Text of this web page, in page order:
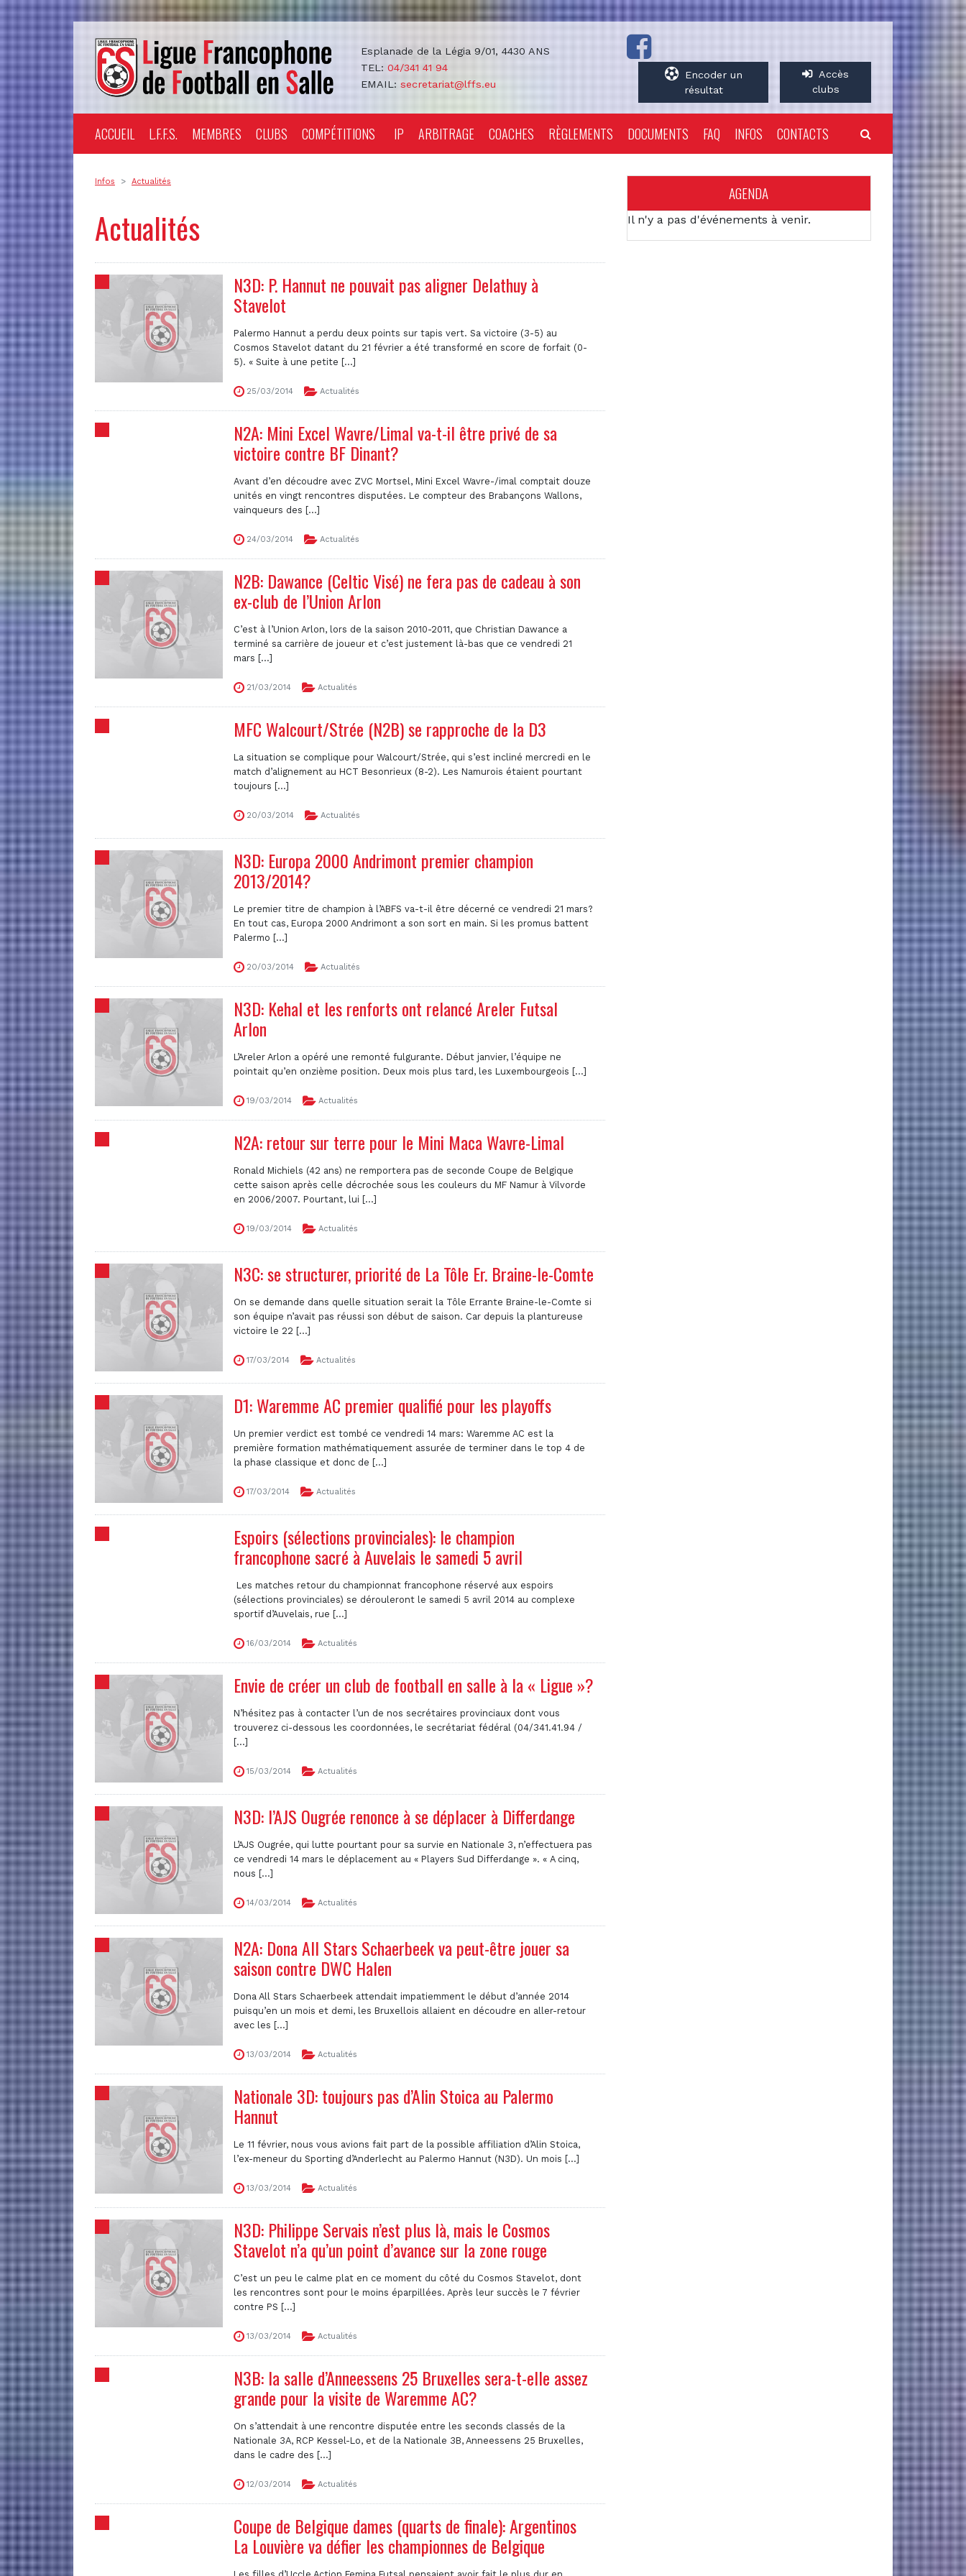
Esplanade de la Légia 9/01, 4430 ANS
TEL: 04/341 41 94
EMAIL: secretariat@lffs.eu
Encoder un
résultat
Accès
clubs
ACCUEIL L.F.F.S. MEMBRES CLUBS COMPÉTITIONS IP ARBITRAGE COACHES RÈGLEMENTS DOCUMENTS FAQ INFOS CONTACTS
Infos Actualités
Actualités
N3D: P. Hannut ne pouvait pas aligner Delathuy à
Stavelot
Palermo Hannut a perdu deux points sur tapis vert. Sa victoire (3-5) au
Cosmos Stavelot datant du 21 février a été transformé en score de forfait (0-
5). « Suite à une petite [...]
25/03/2014 Actualités
N2A: Mini Excel Wavre/Limal va-t-il être privé de sa
victoire contre BF Dinant?
Avant d’en découdre avec ZVC Mortsel, Mini Excel Wavre-/imal comptait douze
unités en vingt rencontres disputées. Le compteur des Brabançons Wallons,
vainqueurs des [...]
24/03/2014 Actualités
N2B: Dawance (Celtic Visé) ne fera pas de cadeau à son
ex-club de l’Union Arlon
C’est à l’Union Arlon, lors de la saison 2010-2011, que Christian Dawance a
terminé sa carrière de joueur et c’est justement là-bas que ce vendredi 21
mars [...]
21/03/2014 Actualités
MFC Walcourt/Strée (N2B) se rapproche de la D3
La situation se complique pour Walcourt/Strée, qui s’est incliné mercredi en le
match d’alignement au HCT Besonrieux (8-2). Les Namurois étaient pourtant
toujours [...]
20/03/2014 Actualités
N3D: Europa 2000 Andrimont premier champion
2013/2014?
Le premier titre de champion à l’ABFS va-t-il être décerné ce vendredi 21 mars?
En tout cas, Europa 2000 Andrimont a son sort en main. Si les promus battent
Palermo [...]
20/03/2014 Actualités
N3D: Kehal et les renforts ont relancé Areler Futsal
Arlon
L’Areler Arlon a opéré une remonté fulgurante. Début janvier, l’équipe ne
pointait qu’en onzième position. Deux mois plus tard, les Luxembourgeois [...]
19/03/2014 Actualités
N2A: retour sur terre pour le Mini Maca Wavre-Limal
Ronald Michiels (42 ans) ne remportera pas de seconde Coupe de Belgique
cette saison après celle décrochée sous les couleurs du MF Namur à Vilvorde
en 2006/2007. Pourtant, lui [...]
19/03/2014 Actualités
N3C: se structurer, priorité de La Tôle Er. Braine-le-Comte
On se demande dans quelle situation serait la Tôle Errante Braine-le-Comte si
son équipe n’avait pas réussi son début de saison. Car depuis la plantureuse
victoire le 22 [...]
17/03/2014 Actualités
D1: Waremme AC premier qualifié pour les playoffs
Un premier verdict est tombé ce vendredi 14 mars: Waremme AC est la
première formation mathématiquement assurée de terminer dans le top 4 de
la phase classique et donc de [...]
17/03/2014 Actualités
Espoirs (sélections provinciales): le champion
francophone sacré à Auvelais le samedi 5 avril
Les matches retour du championnat francophone réservé aux espoirs
(sélections provinciales) se dérouleront le samedi 5 avril 2014 au complexe
sportif d’Auvelais, rue [...]
16/03/2014 Actualités
Envie de créer un club de football en salle à la « Ligue »?
N’hésitez pas à contacter l’un de nos secrétaires provinciaux dont vous
trouverez ci-dessous les coordonnées, le secrétariat fédéral (04/341.41.94 /
[...]
15/03/2014 Actualités
N3D: l’AJS Ougrée renonce à se déplacer à Differdange
L’AJS Ougrée, qui lutte pourtant pour sa survie en Nationale 3, n’effectuera pas
ce vendredi 14 mars le déplacement au « Players Sud Differdange ». « A cinq,
nous [...]
14/03/2014 Actualités
N2A: Dona All Stars Schaerbeek va peut-être jouer sa
saison contre DWC Halen
Dona All Stars Schaerbeek attendait impatiemment le début d’année 2014
puisqu’en un mois et demi, les Bruxellois allaient en découdre en aller-retour
avec les [...]
13/03/2014 Actualités
Nationale 3D: toujours pas d’Alin Stoica au Palermo
Hannut
Le 11 février, nous vous avions fait part de la possible affiliation d’Alin Stoica,
l’ex-meneur du Sporting d’Anderlecht au Palermo Hannut (N3D). Un mois [...]
13/03/2014 Actualités
N3D: Philippe Servais n’est plus là, mais le Cosmos
Stavelot n’a qu’un point d’avance sur la zone rouge
C’est un peu le calme plat en ce moment du côté du Cosmos Stavelot, dont
les rencontres sont pour le moins éparpillées. Après leur succès le 7 février
contre PS [...]
13/03/2014 Actualités
N3B: la salle d’Anneessens 25 Bruxelles sera-t-elle assez
grande pour la visite de Waremme AC?
On s’attendait à une rencontre disputée entre les seconds classés de la
Nationale 3A, RCP Kessel-Lo, et de la Nationale 3B, Anneessens 25 Bruxelles,
dans le cadre des [...]
12/03/2014 Actualités
Coupe de Belgique dames (quarts de finale): Argentinos
La Louvière va défier les championnes de Belgique
AGENDA
Il n'y a pas d'événements à venir.